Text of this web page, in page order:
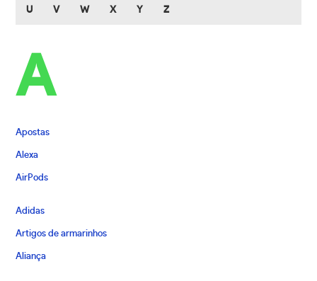
U V W X Y Z
A
Apostas
Alexa
AirPods
Adidas
Artigos de armarinhos
Aliança